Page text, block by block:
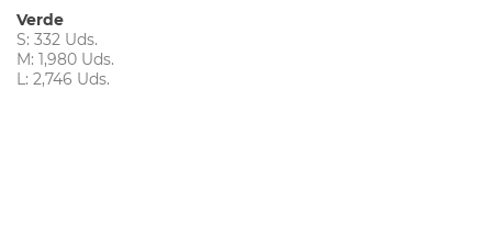
Verde
S: 332 Uds.
M: 1,980 Uds.
L: 2,746 Uds.